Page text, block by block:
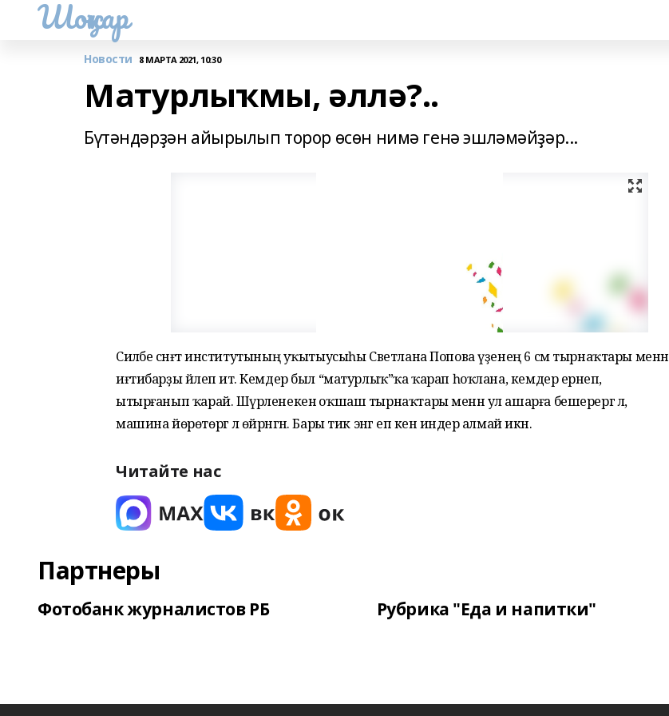
Шоңҡар
Новости 8 МАРТА 2021, 10:30
Матурлыҡмы, әллә?..
Бүтәндәрҙән айырылып торор өсөн нимә генә эшләмәйҙәр...
Силәбе сәнғәт институтының уҡытыусыһы Светлана Попова үҙенең 6 см тырнаҡтары менән
иғтибарҙы йәлеп итә. Кемдер был “матурлыҡ”ҡа ҡарап һоҡлана, кемдер ерәнеп,
ытырғанып ҡарай. Шүрәленекенә оҡшаш тырнаҡтары менән ул ашарға бешерергә лә,
машина йөрөтөргә лә өйрәнгән. Бары тик энәгә еп кенә индерә алмай икән.
Читайте нас
Партнеры
Фотобанк журналистов РБ Рубрика "Еда и напитки"